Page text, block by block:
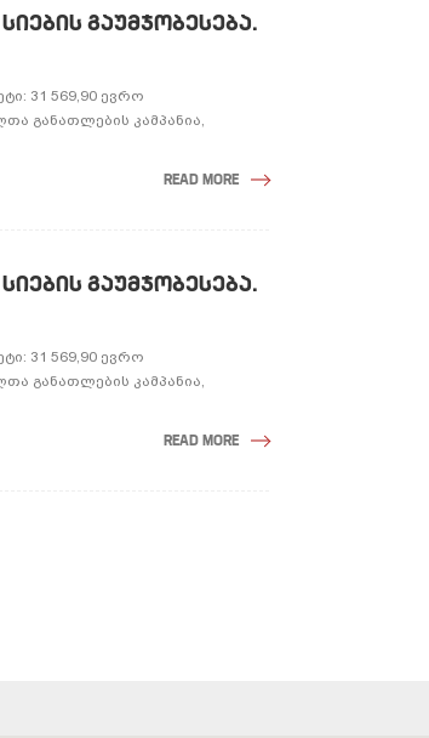
ᲒᲐᲣᲛᲯᲝᲑᲔᲡᲔᲑᲐ.
31 569,90 ევრო
განათლების კამპანია,
READ MORE
ᲒᲐᲣᲛᲯᲝᲑᲔᲡᲔᲑᲐ.
31 569,90 ევრო
განათლების კამპანია,
READ MORE